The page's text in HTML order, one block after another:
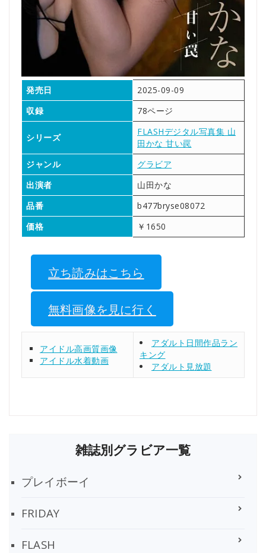
発売日
2025-09-09
収録
78ページ
シリーズ
FLASHデジタル写真集 山
田かな 甘い罠
ジャンル
グラビア
出演者
山田かな
品番
b477bryse08072
価格
￥1650
立ち読みはこちら
無料画像を見に行く
アイドル高画質画像
アイドル水着動画
アダルト日間作品ラン
キング
アダルト見放題
雑誌別グラビア一覧
プレイボーイ
FRIDAY
FLASH